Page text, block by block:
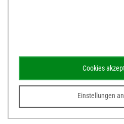
Schematismus
© 2026Webdesign für Jena von der
Einstellungen
Cookies